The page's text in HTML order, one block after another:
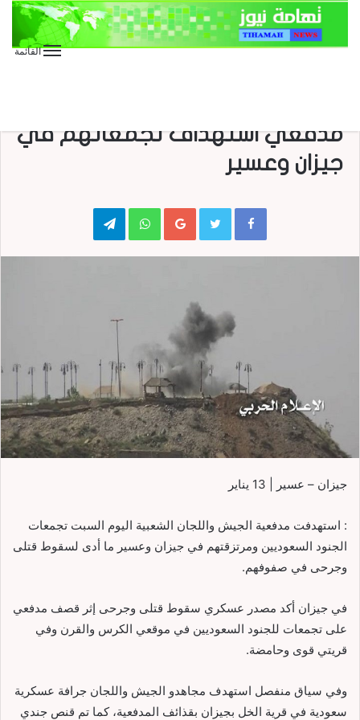
القائمة
مدفعي استهداف تجمعاتهم في
جيزان وعسير
Google+
WhatsApp
Telegram
جيزان – عسير | 13 يناير
: استهدفت مدفعية الجيش واللجان الشعبية اليوم السبت تجمعات
الجنود السعوديين ومرتزقتهم في جيزان وعسير ما أدى لسقوط قتلى
وجرحى في صفوفهم.
في جيزان أكد مصدر عسكري سقوط قتلى وجرحى إثر قصف مدفعي
على تجمعات للجنود السعوديين في موقعي الكرس والقرن وفي
قريتي قوى وحامضة.
وفي سياق منفصل استهدف مجاهدو الجيش واللجان جرافة عسكرية
سعودية في قرية الخل بجيزان بقذائف المدفعية، كما تم قنص جندي